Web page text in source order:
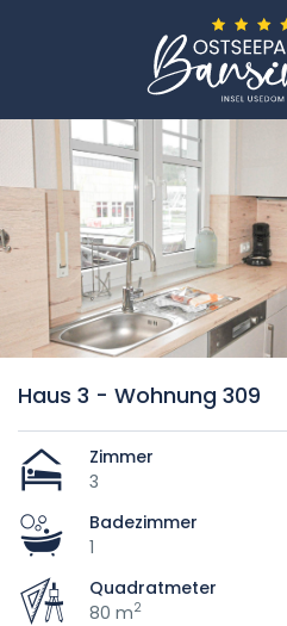
Haus 3 - Wohnung 309
Zimmer
3
Badezimmer
1
Quadratmeter
80 m2